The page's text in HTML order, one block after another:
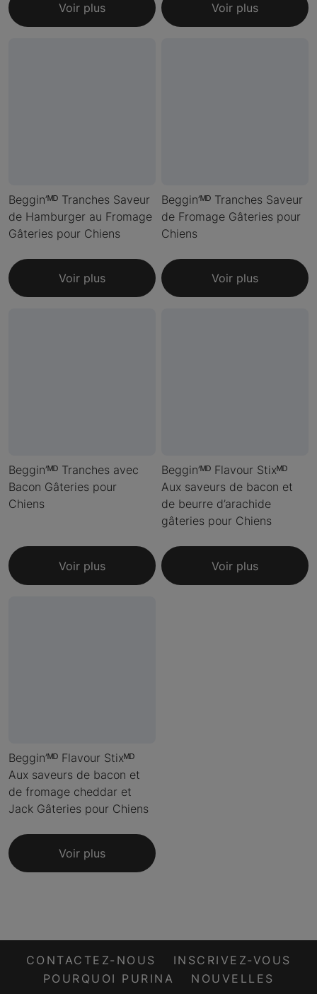
Voir plus Voir plus
Beggin’ᴹᴰ Tranches Saveur
de Hamburger au Fromage
Gâteries pour Chiens
Voir plus
Beggin’ᴹᴰ Tranches Saveur
de Fromage Gâteries pour
Chiens
Voir plus
Beggin’ᴹᴰ Tranches avec
Bacon Gâteries pour
Chiens
Voir plus
Beggin’ᴹᴰ Flavour Stixᴹᴰ
Aux saveurs de bacon et
de beurre d’arachide
gâteries pour Chiens
Voir plus
Beggin’ᴹᴰ Flavour Stixᴹᴰ
Aux saveurs de bacon et
de fromage cheddar et
Jack Gâteries pour Chiens
Voir plus
CONTACTEZ-NOUS
INSCRIVEZ-VOUS
POURQUOI PURINA
NOUVELLES